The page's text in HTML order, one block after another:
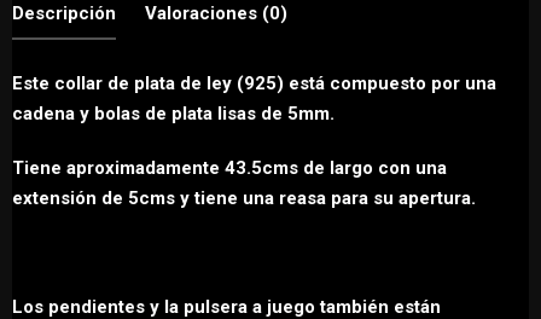
Chokers
Conjuntos
Descripción Valoraciones (0)
Este collar de plata de ley (925) está compuesto por una
cadena y bolas de plata lisas de 5mm.
Tiene aproximadamente 43.5cms de largo con una
extensión de 5cms y tiene una reasa para su apertura.
Los pendientes y la pulsera a juego también están